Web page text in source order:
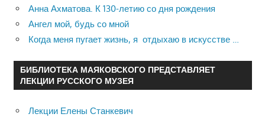
Анна Ахматова. К 130-летию со дня рождения
Ангел мой, будь со мной
Когда меня пугает жизнь, я отдыхаю в искусстве …
БИБЛИОТЕКА МАЯКОВСКОГО ПРЕДСТАВЛЯЕТ
ЛЕКЦИИ РУССКОГО МУЗЕЯ
Лекции Елены Станкевич